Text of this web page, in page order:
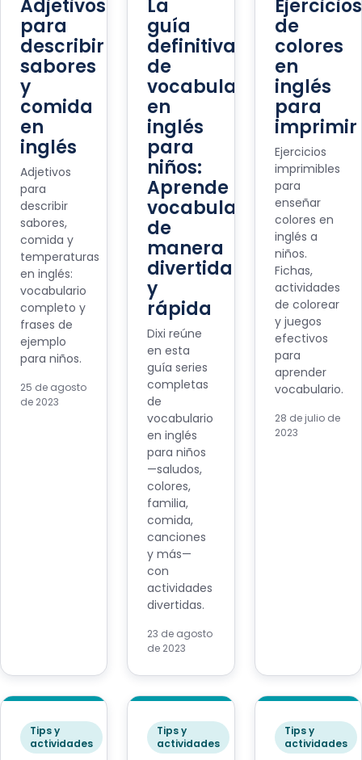
Adjetivos
para
describir
sabores
y
comida
en
inglés
Adjetivos
para
describir
sabores,
comida y
temperaturas
en inglés:
vocabulario
completo y
frases de
ejemplo
para niños.
25 de agosto
de 2023
La
guía
definitiva
de
vocabulario
en
inglés
para
niños:
Aprende
vocabulario
de
manera
divertida
y
rápida
Dixi reúne
en esta
guía series
completas
de
vocabulario
en inglés
para niños
—saludos,
colores,
familia,
comida,
canciones
y más—
con
actividades
divertidas.
23 de agosto
de 2023
Ejercicios
de
colores
en
inglés
para
imprimir
Ejercicios
imprimibles
para
enseñar
colores en
inglés a
niños.
Fichas,
actividades
de colorear
y juegos
efectivos
para
aprender
vocabulario.
28 de julio de
2023
Tips y
actividades
Tips y
actividades
Tips y
actividades